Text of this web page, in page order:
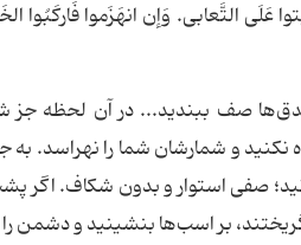
عَلَی التَّعابی. وَإن انهَزَموا فَارکَبُوا
صف ببندید... در آن لحظه
و شمارشان شما را نهراسد. به
صفی استوار و بدون شکاف. اگر
گریختند، بر اسب‌ها بنشینید و دشمن